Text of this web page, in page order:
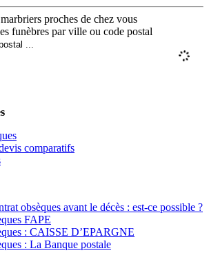
proches de chez vous
funèbres par ville ou code postal
comparatifs
obsèques avant le décès : est-ce possible ?
FAPE
: CAISSE D’EPARGNE
: La Banque postale